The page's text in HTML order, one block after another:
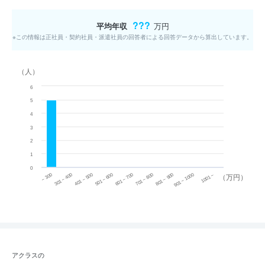
平均年収 ??? 万円
※この情報は正社員・契約社員・派遣社員の回答者による回答データから算出しています。
（万円）
（人）
~ 300 301 ~ 400 401 ~ 500501 ~ 600601 ~ 700701 ~ 800801 ~ 900901 ~ 1000 1001 ~
0
1
2
3
4
5
6
アクラスの